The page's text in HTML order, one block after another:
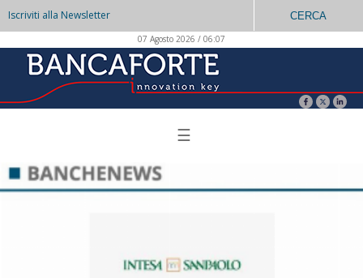
Iscriviti alla Newsletter CERCA
07 Agosto 2026 / 06:07
☰